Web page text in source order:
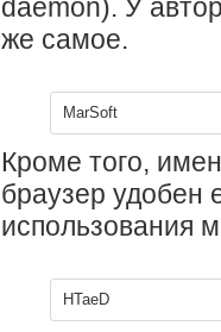
daemon). У
же самое.
MarSoft
Кроме того,
браузер удобен
использования
HTaeD